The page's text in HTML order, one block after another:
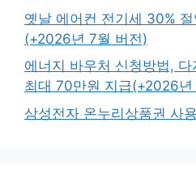
옛날 에어컨 전기세 30%
(+2026년 7월 버전)
에너지 바우처 신청방법,
최대 70만원 지급(+2026년
삼성전자 온누리상품권 사